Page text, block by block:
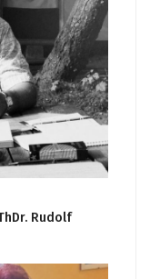
Rudolf